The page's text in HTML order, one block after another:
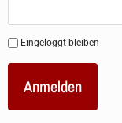
Eingeloggt bleiben
Anmelden